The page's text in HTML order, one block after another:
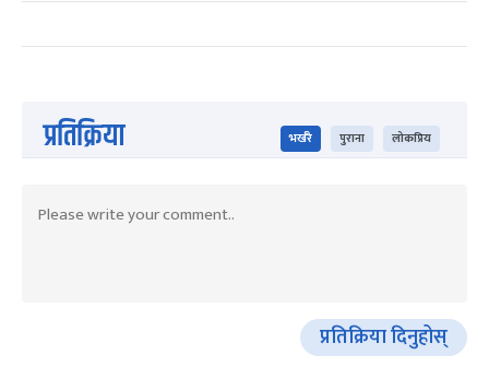
प्रतिक्रिया भर्खरै पुराना लोकप्रिय
प्रतिक्रिया दिनुहोस्